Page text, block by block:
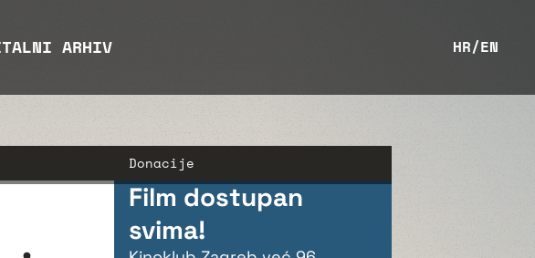
ARHIV HR/EN
Donacije
Film dostupan
svima!